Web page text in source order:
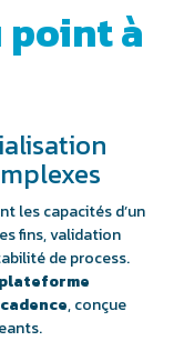
point à
les capacités d’un
fins, validation
de process.
plateforme
, conçue